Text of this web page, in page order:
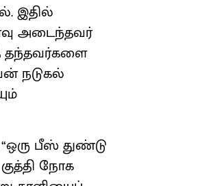
இதில்
அடைந்​தவர்​
தந்தவர்களை
நடுகல்
பீஸ் துண்டு
நோக